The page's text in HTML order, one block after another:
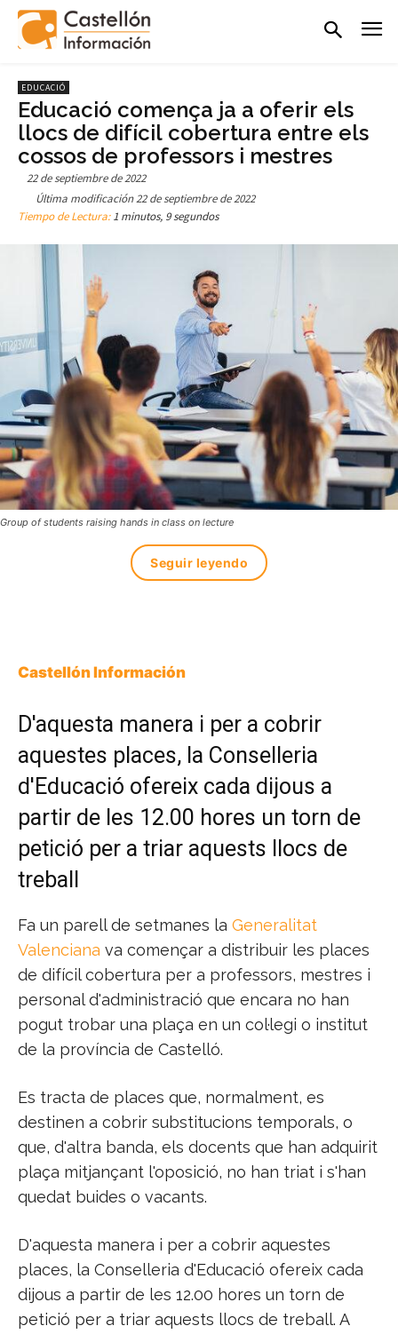
EDUCACIÓ
Educació comença ja a oferir els
llocs de difícil cobertura entre els
cossos de professors i mestres
22 de septiembre de 2022
Última modificación22 de septiembre de 2022
Tiempo de Lectura:1 minutos, 9 segundos
Group of students raising hands in class on lecture
Seguir leyendo
Castellón Información
D'aquesta manera i per a cobrir
aquestes places, la Conselleria
d'Educació ofereix cada dijous a
partir de les 12.00 hores un torn de
petició per a triar aquests llocs de
treball
Fa un parell de setmanes la Generalitat
Valenciana va començar a distribuir les places
de difícil cobertura per a professors, mestres i
personal d'administració que encara no han
pogut trobar una plaça en un col·legi o institut
de la província de Castelló.
Es tracta de places que, normalment, es
destinen a cobrir substitucions temporals, o
que, d'altra banda, els docents que han adquirit
plaça mitjançant l'oposició, no han triat i s'han
quedat buides o vacants.
D'aquesta manera i per a cobrir aquestes
places, la Conselleria d'Educació ofereix cada
dijous a partir de les 12.00 hores un torn de
petició per a triar aquests llocs de treball. A